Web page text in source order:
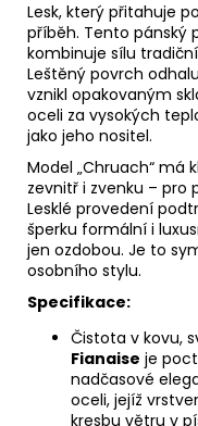
Lesk, který přitahuje
příběh. Tento pánský
kombinuje sílu
Leštěný povrch
vznikl opakovaným
oceli za vysokých
jako jeho nositel.
Model „Chruach“ má
zevnitř i zvenku – pro
Lesklé provedení
šperku formální i
jen ozdobou. Je to
osobního stylu.
Specifikace:
Čistota v kovu,
Fianaise je
nadčasové
oceli, jejíž
kresbu větru v